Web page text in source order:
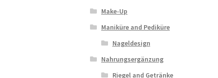
Make-Up
Maniküre and Pediküre
Nageldesign
Nahrungsergänzung
Riegel and Getränke